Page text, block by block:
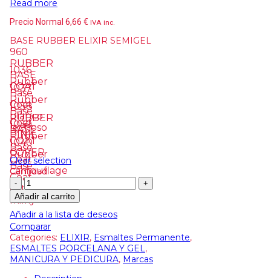
Read more
Precio Normal 6,66 € IVA inc.
BASE RUBBER ELIXIR SEMIGEL
960
RUBBER
BASE
COAT
1036
Rubber
Base
Coat
blanco
lechoso
1037
Rubber
Base
Coat
PINK
1038
RUBBER
BASE
COAT
COVER
1039
Rubber
Base
Coat
camouflage
1040
Rubber
Base
Coat
extra
milky
Clear selection
Cantidad:
Añadir al carrito
Añadir a la lista de deseos
Comparar
Categories: ELIXIR, Esmaltes Permanente,
ESMALTES PORCELANA Y GEL,
MANICURA Y PEDICURA, Marcas